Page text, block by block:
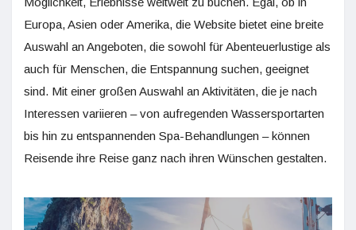
Europa, Asien oder Amerika, die Website bietet eine breite
Auswahl an Angeboten, die sowohl für Abenteuerlustige als
auch für Menschen, die Entspannung suchen, geeignet
sind. Mit einer großen Auswahl an Aktivitäten, die je nach
Interessen variieren – von aufregenden Wassersportarten
bis hin zu entspannenden Spa-Behandlungen – können
Reisende ihre Reise ganz nach ihren Wünschen gestalten.